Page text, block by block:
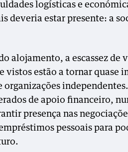
logísticas e
deveria estar presente: a
alojamento, a escassez de
vistos estão a tornar quase
de apoio financeiro,
presença nas
pessoais para